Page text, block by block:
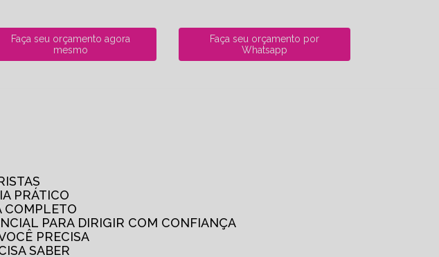
Faça seu orçamento agora
mesmo
Faça seu orçamento por
Whatsapp
PRÁTICO
COMPLETO
PARA DIRIGIR COM CONFIANÇA
PRECISA
SABER